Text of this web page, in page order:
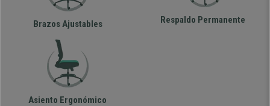
Brazos Ajustables Respaldo Permanente
Asiento Ergonómico